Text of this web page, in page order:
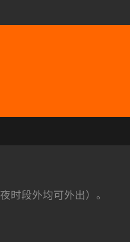
时段外均可外出）。